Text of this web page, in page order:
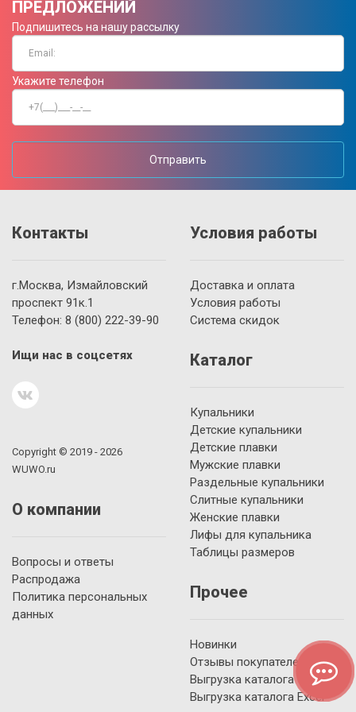
ПРЕДЛОЖЕНИЙ
Подпишитесь на нашу рассылку
Укажите телефон
Отправить
Контакты
г.Москва, Измайловский
проспект 91к.1
Телефон: 8 (800) 222-39-90
Ищи нас в соцсетях
Copyright © 2019 - 2026
WUWO.ru
О компании
Вопросы и ответы
Распродажа
Политика персональных
данных
Условия работы
Доставка и оплата
Условия работы
Система скидок
Каталог
Купальники
Детские купальники
Детские плавки
Мужские плавки
Раздельные купальники
Слитные купальники
Женские плавки
Лифы для купальника
Таблицы размеров
Прочее
Новинки
Отзывы покупателей
Выгрузка каталога YML
Выгрузка каталога Excel